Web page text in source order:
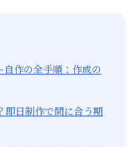
自作の全手順：作成の
即日制作で間に合う期